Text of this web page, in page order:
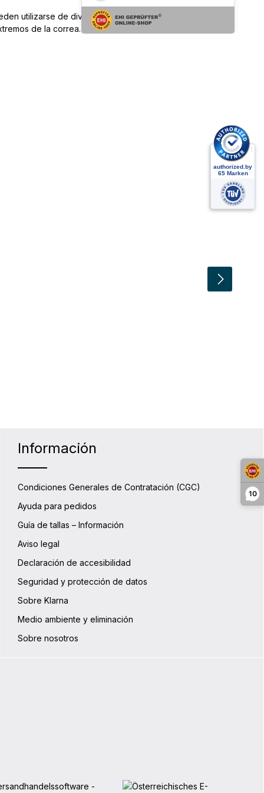
10
utilizarse de diversas formas para sujetar con
de la correa.
aumentar o disminuir la cantidad.
Información
Condiciones Generales de Contratación (CGC)
Ayuda para pedidos
Guía de tallas – Información
Aviso legal
Declaración de accesibilidad
Seguridad y protección de datos
Sobre Klarna
Medio ambiente y eliminación
Sobre nosotros